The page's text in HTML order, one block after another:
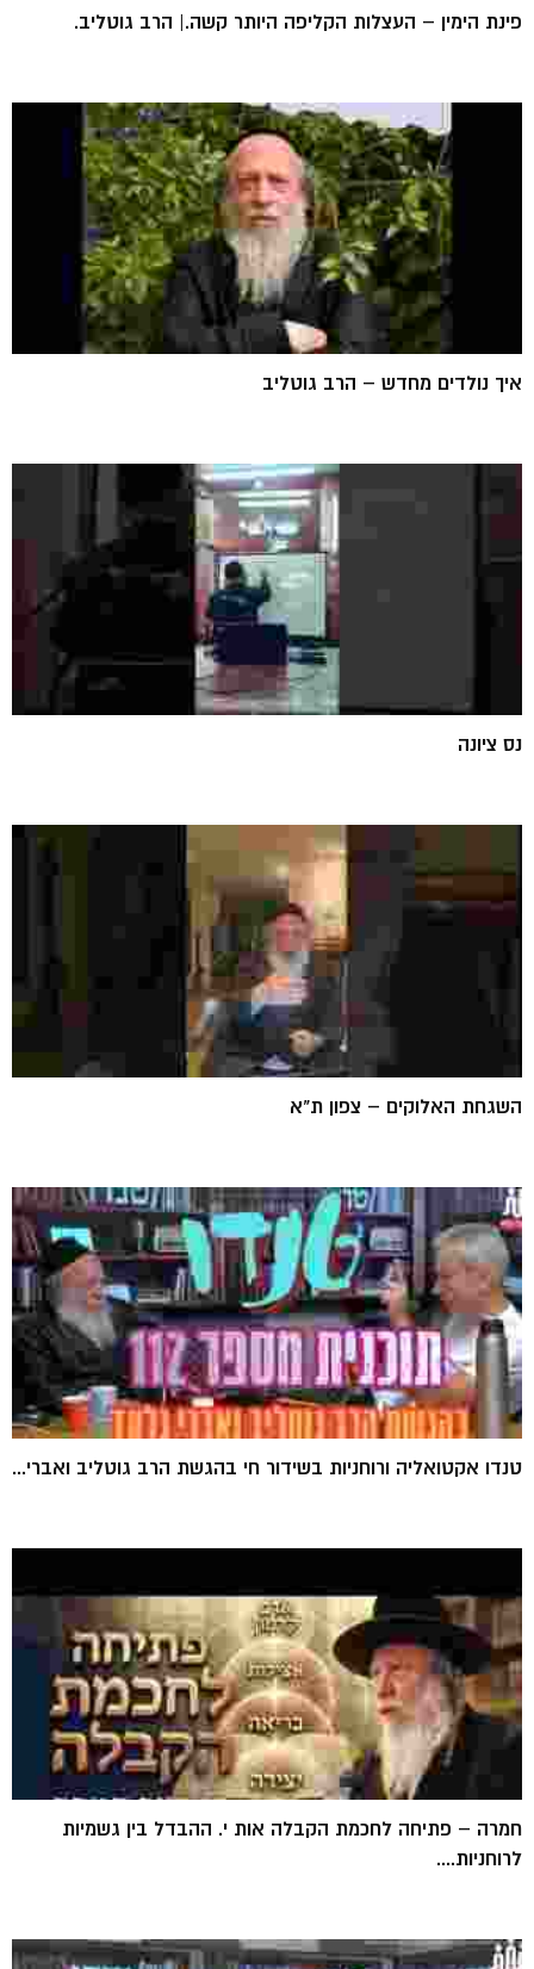
פינת הימין – העצלות הקליפה היותר קשה.| הרב גוטליב.
איך נולדים מחדש – הרב גוטליב
נס ציונה
השגחת האלוקים – צפון ת"א
טנדו אקטואליה ורוחניות בשידור חי בהגשת הרב גוטליב ואברי...
חמרה – פתיחה לחכמת הקבלה אות י. ההבדל בין גשמיות
לרוחניות....